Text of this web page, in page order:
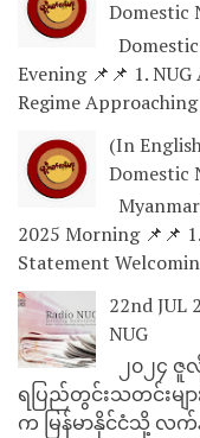
Domestic
Evening 📌📌 1.
Regime
(In
Domestic
2025 Morning 📌📌
Statement
22nd JUL
NUG
၂၀၂၄
ရပြည်တွင်းသတင်းမျာ
က မြန်မာနိုင်ငံသို့ လ